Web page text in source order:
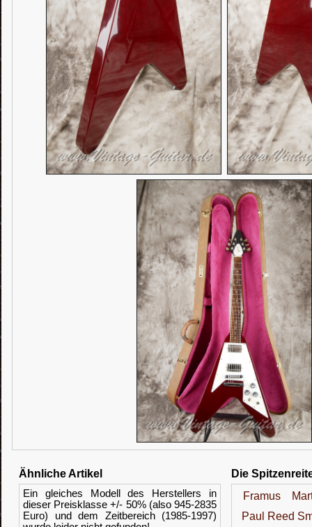
Ähnliche Artikel
Ein gleiches Modell des Herstellers in
dieser Preisklasse +/- 50% (also 945-2835
Euro) und dem Zeitbereich (1985-1997)
Die
Framus
Paul Reed